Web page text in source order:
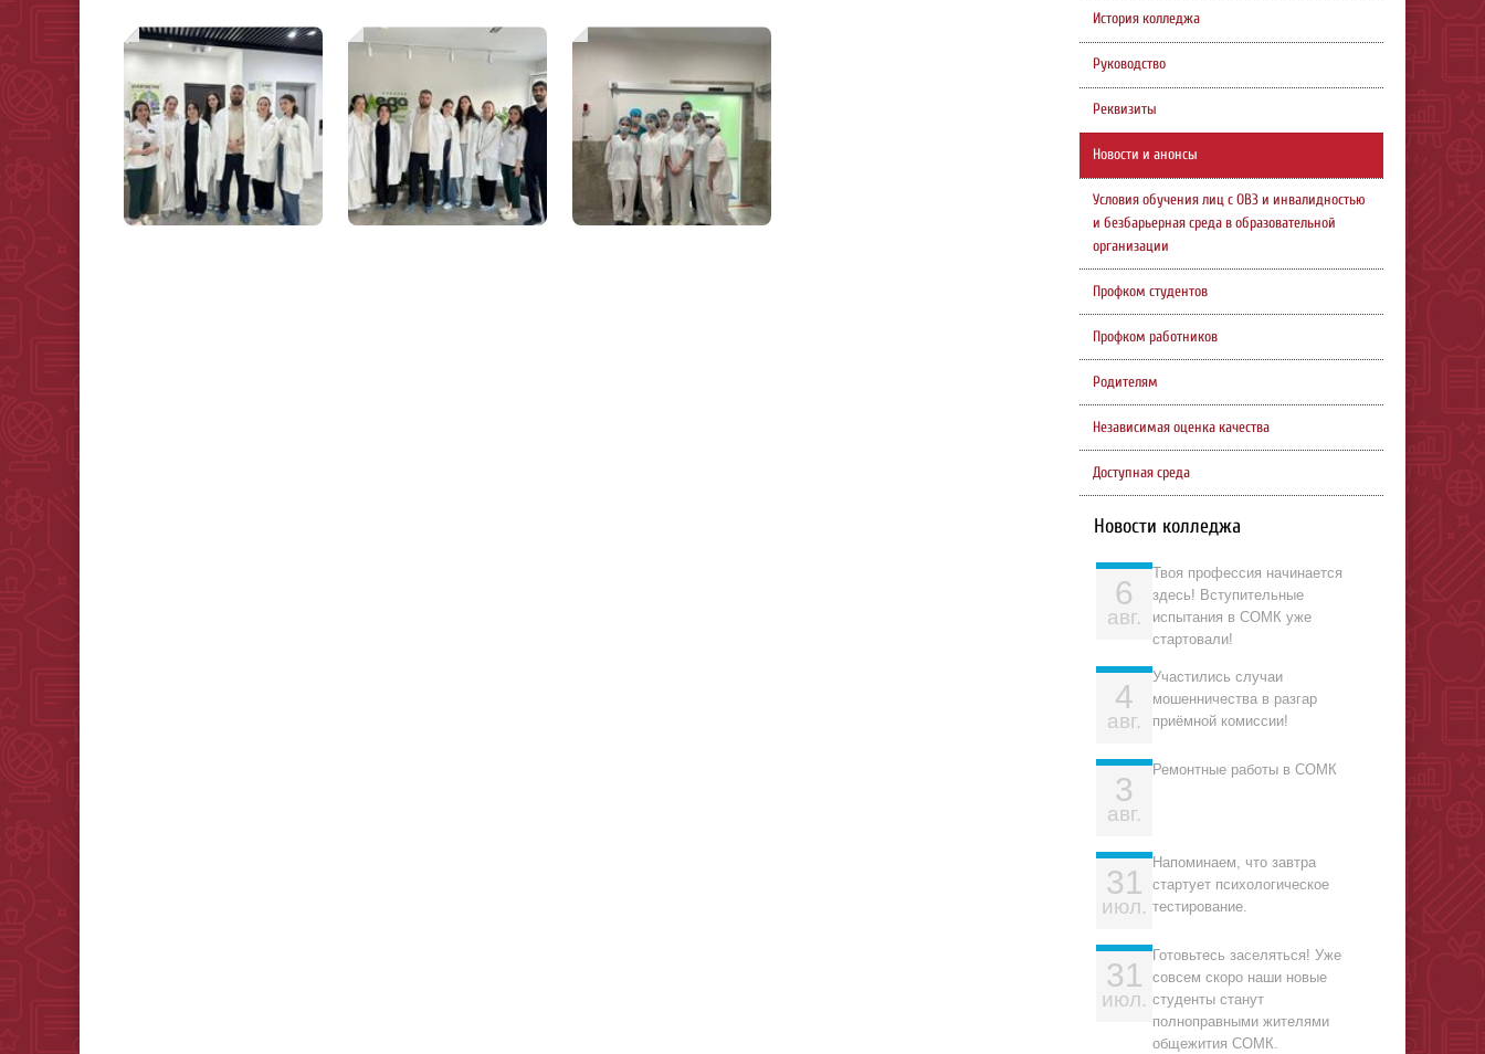
История колледжа
Руководство
Реквизиты
Новости и анонсы
Условия обучения лиц с ОВЗ и инвалидностью
и безбарьерная среда в образовательной
организации
Профком студентов
Профком работников
Родителям
Независимая оценка качества
Доступная среда
Новости колледжа
6
авг.
Твоя профессия начинается
здесь! Вступительные
испытания в СОМК уже
стартовали!
4
авг.
Участились случаи
мошенничества в разгар
приёмной комиссии!
3
авг.
Ремонтные работы в СОМК
31
июл.
Напоминаем, что завтра
стартует психологическое
тестирование.
31
июл.
Готовьтесь заселяться! Уже
совсем скоро наши новые
студенты станут
полноправными жителями
общежития СОМК.